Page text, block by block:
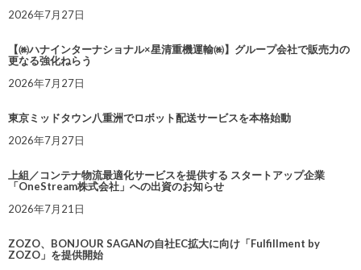
2026年7月27日
【㈱ハナインターナショナル×星清重機運輸㈱】グループ会社で販売力の
更なる強化ねらう
2026年7月27日
東京ミッドタウン八重洲でロボット配送サービスを本格始動
2026年7月27日
上組／コンテナ物流最適化サービスを提供する スタートアップ企業
「OneStream株式会社」への出資のお知らせ
2026年7月21日
ZOZO、BONJOUR SAGANの自社EC拡大に向け「Fulfillment by
ZOZO」を提供開始